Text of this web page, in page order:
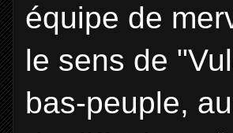
équipe de
le sens de
bas-peuple,